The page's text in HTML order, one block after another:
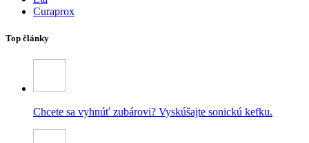
Curaprox
Top články
Chcete sa vyhnúť zubárovi? Vyskúšajte sonickú kefku.